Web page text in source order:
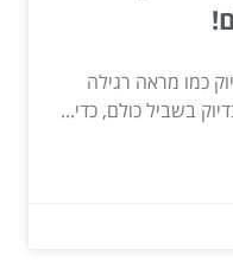
כמו מראה רגילה
בשביל כולם, כדי...